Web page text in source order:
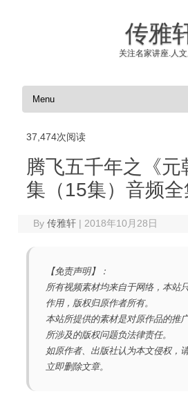
传雅
关注名家讲座.人
Skip to content
37,474次阅读
腾飞五千年之《元
集（15集）音频全
By传雅轩 | 2018年10月28日
【免责声明】：
所有视频素材均来自于网络，本站
作用，版权归原作者所有。
本站所提供的素材是对原作品的推
所涉及的版权问题负法律责任。
如原作者、出版社认为本文侵权，
立即删除文章。